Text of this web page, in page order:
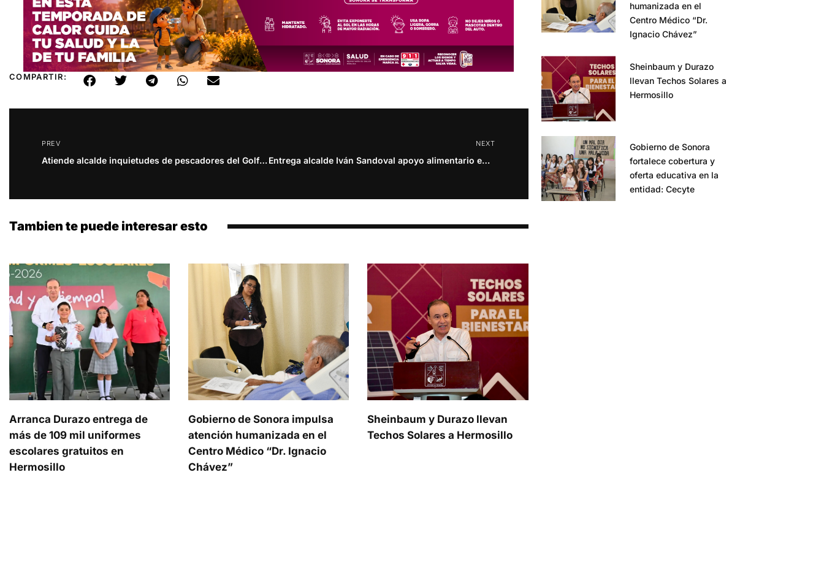
COMPARTIR:
PREV
Atiende alcalde inquietudes de pescadores del Golfo de santa Clara
NEXT
Entrega alcalde Iván Sandoval apoyo alimentario en el valle
Tambien te puede interesar esto
Arranca Durazo entrega de
más de 109 mil uniformes
escolares gratuitos en
Hermosillo
Gobierno de Sonora impulsa
atención humanizada en el
Centro Médico “Dr. Ignacio
Chávez”
Sheinbaum y Durazo llevan
Techos Solares a Hermosillo
humanizada en el
Centro Médico “Dr.
Ignacio Chávez”
Sheinbaum y Durazo
llevan Techos Solares a
Hermosillo
Gobierno de Sonora
fortalece cobertura y
oferta educativa en la
entidad: Cecyte